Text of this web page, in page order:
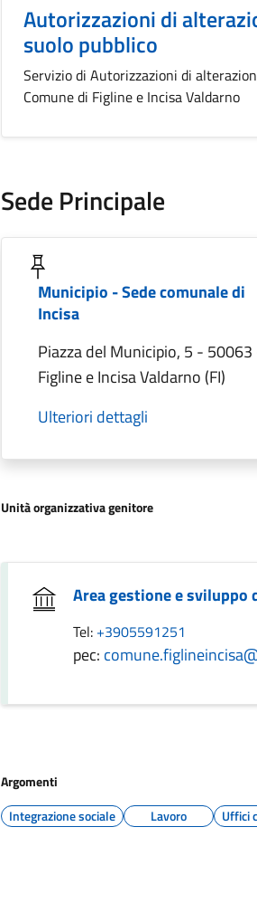
Autorizzazioni di
suolo pubblico
Servizio di Autorizzazioni di
Comune di Figline e Incisa Valdarno
Sede Principale
Municipio - Sede comunale di
Incisa
Piazza del Municipio, 5 -
Figline e Incisa Valdarno (FI)
Ulteriori dettagli
Unità organizzativa genitore
Area gestione e
Tel: +3905591251
pec:
Argomenti
Integrazione sociale
Lavoro Uffici